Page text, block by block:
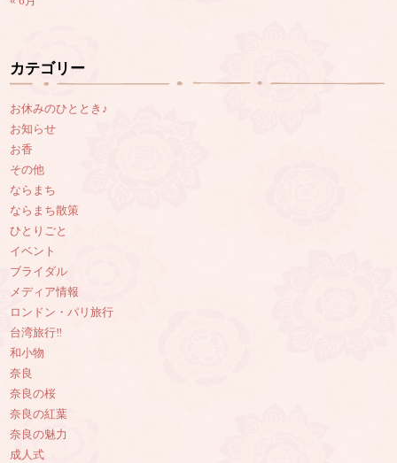
カテゴリー
お休みのひととき♪
お知らせ
お香
その他
ならまち
ならまち散策
ひとりごと
イベント
ブライダル
メディア情報
ロンドン・パリ旅行
台湾旅行‼︎
和小物
奈良
奈良の桜
奈良の紅葉
奈良の魅力
成人式